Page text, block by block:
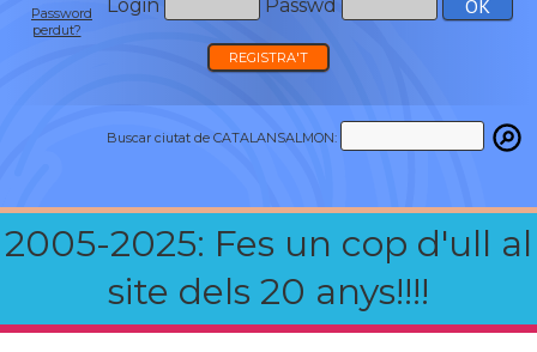
Login Passwd
Password
perdut?
REGISTRA'T
Buscar ciutat de CATALANSALMON:
2005-2025: Fes un cop d'ull al
site dels 20 anys!!!!